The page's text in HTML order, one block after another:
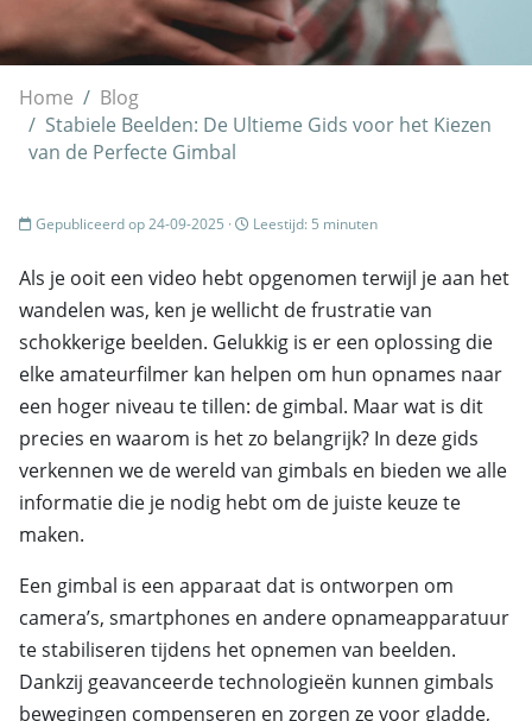
Home
Blog
Stabiele Beelden: De Ultieme Gids voor het Kiezen
van de Perfecte Gimbal
Gepubliceerd op 24-09-2025 · Leestijd: 5 minuten
Als je ooit een video hebt opgenomen terwijl je aan het
wandelen was, ken je wellicht de frustratie van
schokkerige beelden. Gelukkig is er een oplossing die
elke amateurfilmer kan helpen om hun opnames naar
een hoger niveau te tillen: de gimbal. Maar wat is dit
precies en waarom is het zo belangrijk? In deze gids
verkennen we de wereld van gimbals en bieden we alle
informatie die je nodig hebt om de juiste keuze te
maken.
Een gimbal is een apparaat dat is ontworpen om
camera’s, smartphones en andere opnameapparatuur
te stabiliseren tijdens het opnemen van beelden.
Dankzij geavanceerde technologieën kunnen gimbals
bewegingen compenseren en zorgen ze voor gladde,